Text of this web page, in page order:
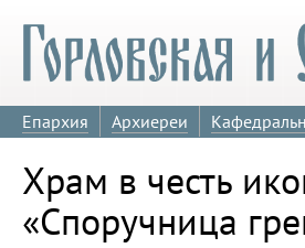
Епархия Архиереи
Храм в честь
«Споручница